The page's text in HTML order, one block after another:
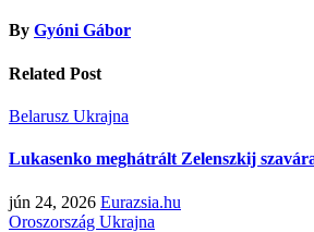
By Gyóni Gábor
Related Post
Belarusz Ukrajna
Lukasenko meghátrált Zelenszkij
jún 24, 2026 Eurazsia.hu
Oroszország Ukrajna